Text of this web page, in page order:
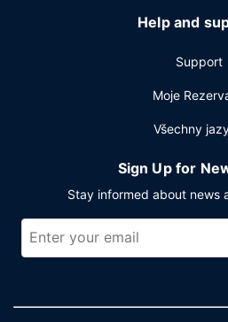
Help and
Support
Moje
Všechny
Sign Up for
Stay informed about news